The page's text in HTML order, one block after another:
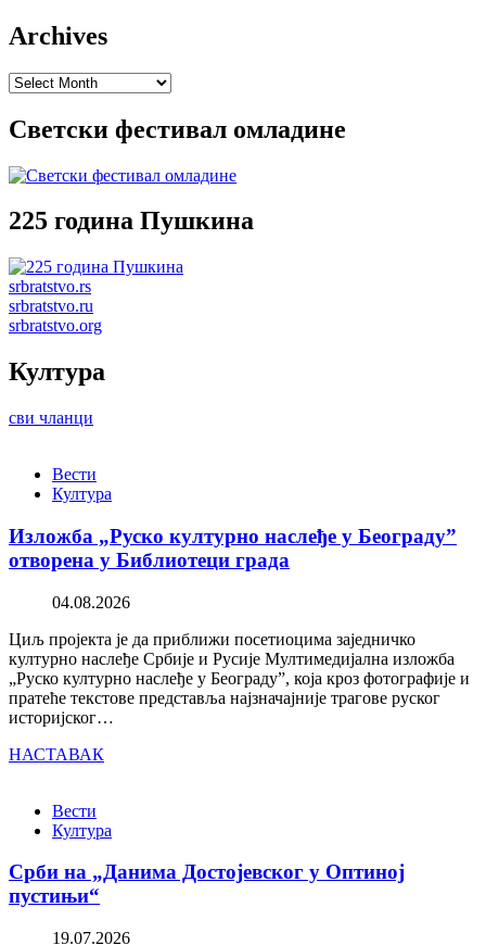
Archives
Archives
Светски фестивал омладине
225 година Пушкина
srbratstvo.rs
srbratstvo.ru
srbratstvo.org
Култура
сви чланци
Вести
Култура
Изложба „Руско културно наслеђе у Београду”
отворена у Библиотеци града
04.08.2026
Циљ пројекта је да приближи посетиоцима заједничко
културно наслеђе Србије и Русије Мултимедијална изложба
„Руско културно наслеђе у Београду”, која кроз фотографије и
пратеће текстове представља најзначајније трагове руског
историјског…
НАСТАВАК
Вести
Култура
Срби на „Данима Достојевског у Оптиној
пустињи“
19.07.2026